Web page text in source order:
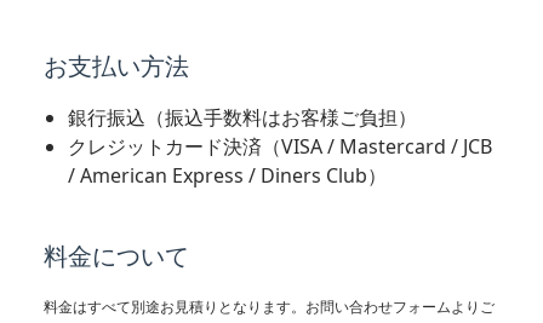
お支払い方法
銀行振込（振込手数料はお客様ご負担）
クレジットカード決済（VISA / Mastercard / JCB
/ American Express / Diners Club）
料金について
料金はすべて別途お見積りとなります。お問い合わせフォームよりご